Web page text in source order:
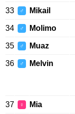
33 ♂ Mikail
34 ♂ Molimo
35 ♂ Muaz
36 ♂ Melvin
37 ♀ Mia